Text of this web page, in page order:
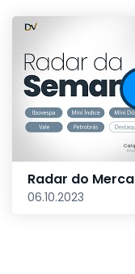
Radar do
06.10.2023